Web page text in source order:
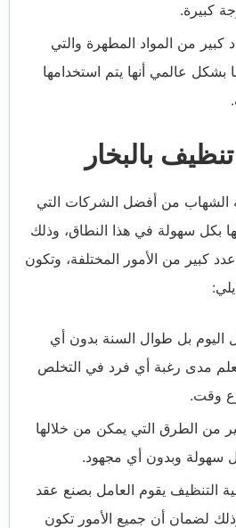
كبيرة.
كبير من المواد المطهرة والتي
بشكل عالمي أنها يتم استخدامها
بالبخار
الشهاب من أفضل الشركات التي
بكل سهولة في هذا النطاق، وذلك
كبير من الأمور المختلفة، وتكون
اليوم بل طوال السنة بدون أي
مدى رغبة أي فرد في التخلص
وقت.
من الطرق التي يمكن من خلالها
سهولة وبدون أي مجهود.
التنظيف يقوم العامل بصنع عقد
لضمان أن جميع الأمور تكون